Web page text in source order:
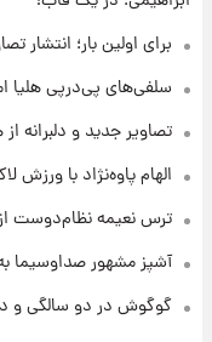
۲۲
برای اولین بار؛ انتشار
سلفی‌های پی‌درپی هلیا
تصاویر جدید و دلبرانه
الهام پاوه‌نژاد با
ترس نعیمه نظام‌دوست
آشپز مشهور صداوسیما
گوگوش در دو سالگی و در